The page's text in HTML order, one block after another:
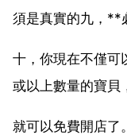
須是真實的九，**
十，你現在不僅
或以上數量的寶貝
就可以免費開店了。